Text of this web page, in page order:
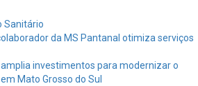
Sanitário
da MS Pantanal otimiza serviços
investimentos para modernizar o
Mato Grosso do Sul